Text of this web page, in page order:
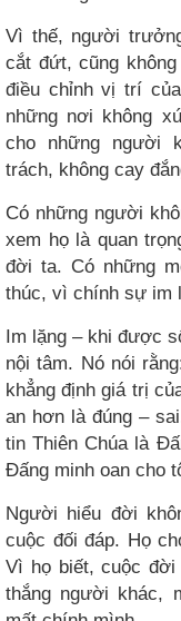
Vì thế, người
cắt đứt, cũng
điều chỉnh vị trí
những nơi không
cho những người
trách, không cay
Có những người
xem họ là quan
đời ta. Có những
thúc, vì chính sự im
Im lặng – khi được
nội tâm. Nó nói
khẳng định giá trị
an hơn là đúng –
tin Thiên Chúa là
Đấng minh oan cho
Người hiểu đời
cuộc đối đáp. Họ
Vì họ biết, cuộc
thắng người khác,